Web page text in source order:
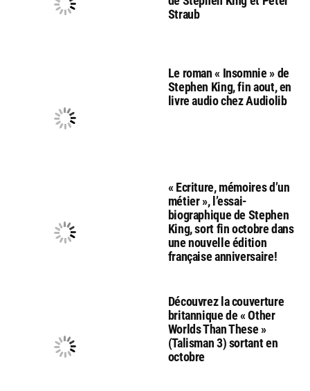
Straub
Le roman « Insomnie » de
Stephen King, fin aout, en
livre audio chez Audiolib
« Ecriture, mémoires d’un
métier », l’essai-
biographique de Stephen
King, sort fin octobre dans
une nouvelle édition
française anniversaire!
Découvrez la couverture
britannique de « Other
Worlds Than These »
(Talisman 3) sortant en
octobre